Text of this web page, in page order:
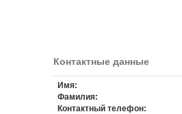
Контактные данные
Имя:
Фамилия:
Контактный телефон: